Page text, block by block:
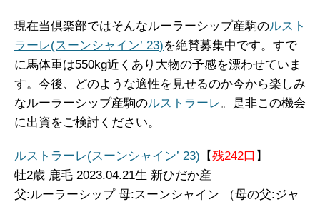
現在当倶楽部ではそんなルーラーシップ産駒のルスト
ラーレ(スーンシャイン’ 23)を絶賛募集中です。すで
に馬体重は550kg近くあり大物の予感を漂わせていま
す。今後、どのような適性を見せるのか今から楽しみ
なルーラーシップ産駒のルストラーレ。是非この機会
に出資をご検討ください。
ルストラーレ(スーンシャイン’ 23) 【残242口 】
牡2歳 鹿毛 2023.04.21生 新ひだか産
父:ルーラーシップ 母:スーンシャイン （母の父:ジャ